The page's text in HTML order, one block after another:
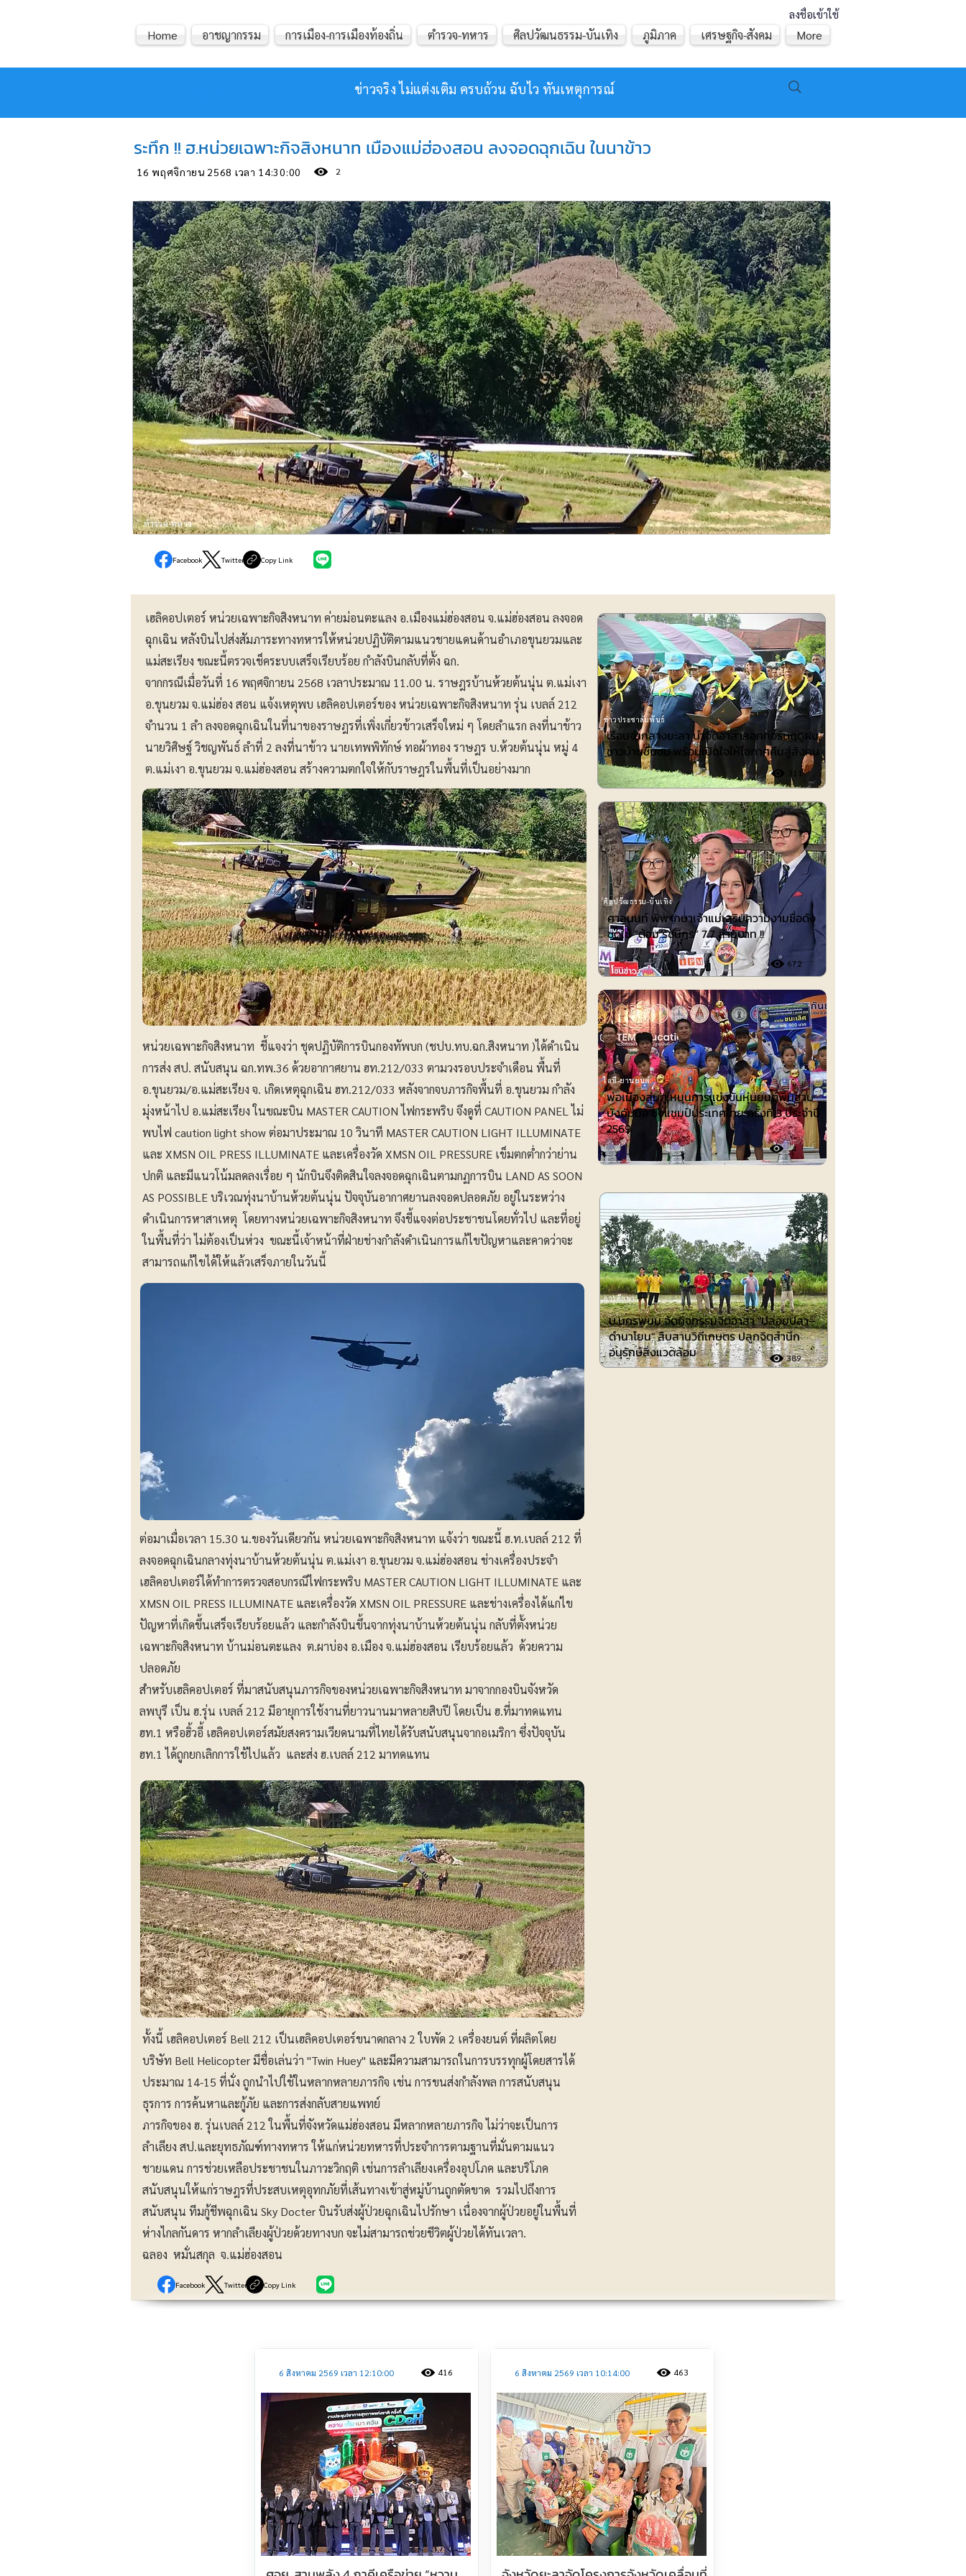
ลงชื่อเข้าใช้
ข่าวจริง ไม่แต่งเติม ครบถ้วน ฉับไว ทันเหตุการณ์
Home อาชญากรรม การเมือง-การเมืองท้องถิ่น ตำรวจ-ทหาร ศิลปวัฒนธรรม-บันเทิง ภูมิภาค เศรษฐกิจ-สังคม More
ระทึก !! ฮ.หน่วยเฉพาะกิจสิงหนาท เมืองแม่ฮ่องสอน ลงจอดฉุกเฉิน ในนาข้าว
16 พฤศจิกายน 2568 เวลา 14:30:00 2
ตำรวจ-ทหาร
Facebook Twitter Copy Link
เฮลิคอปเตอร์ หน่วยเฉพาะกิจสิงหนาท ค่ายม่อนตะแลง อ.เมืองแม่ฮ่องสอน จ.แม่ฮ่องสอน ลงจอด
ฉุกเฉิน หลังบินไปส่งสัมภาระทางทหารให้หน่วยปฏิบัติตามแนวชายแดนด้านอำเภอขุนยวมและ
แม่สะเรียง ขณะนี้ตรวจเช็คระบบเสร็จเรียบร้อย กำลังบินกลับที่ตั้ง ฉก.
จากกรณีเมื่อวันที่ 16 พฤศจิกายน 2568 เวลาประมาณ 11.00 น. ราษฎรบ้านห้วยต้นนุ่น ต.แม่เงา
อ.ขุนยวม จ.แม่ฮ่อง สอน แจ้งเหตุพบ เฮลิคอปเตอร์ของ หน่วยเฉพาะกิจสิงหนาท รุ่น เบลล์ 212
จำนวน 1 ลำ ลงจอดฉุกเฉินในที่นาของราษฎรที่เพิ่งเกี่ยวข้าวเสร็จใหม่ ๆ โดยลำแรก ลงที่นาข้าว
นายวิศิษฐ์ วิชญพันธ์ ลำที่ 2 ลงที่นาข้าว นายเทพพิทักษ์ ทอผ้าทอง ราษฎร บ.ห้วยต้นนุ่น หมู่ 4
ต.แม่เงา อ.ขุนยวม จ.แม่ฮ่องสอน สร้างความตกใจให้กับราษฎรในพื้นที่เป็นอย่างมาก
หน่วยเฉพาะกิจสิงหนาท ชี้แจงว่า ชุดปฏิบัติการบินกองทัพบก (ชปบ.ทบ.ฉก.สิงหนาท )ได้ดำเนิน
การส่ง สป. สนับสนุน ฉก.ทพ.36 ด้วยอากาศยาน ฮท.212/033 ตามวงรอบประจำเดือน พื้นที่
อ.ขุนยวม/อ.แม่สะเรียง จ. เกิดเหตุฉุกเฉิน ฮท.212/033 หลังจากจบภารกิจพื้นที่ อ.ขุนยวม กำลัง
มุ่งหน้าไป อ.แม่สะเรียง ในขณะบิน MASTER CAUTION ไฟกระพริบ จึงดูที่ CAUTION PANEL ไม่
พบไฟ caution light show ต่อมาประมาณ 10 วินาที MASTER CAUTION LIGHT ILLUMINATE
และ XMSN OIL PRESS ILLUMINATE และเครื่องวัด XMSN OIL PRESSURE เข็มตกต่ำกว่าย่าน
ปกติ และมีแนวโน้มลดลงเรื่อย ๆ นักบินจึงติดสินใจลงจอดฉุกเฉินตามกฏการบิน LAND AS SOON
AS POSSIBLE บริเวณทุ่งนาบ้านห้วยต้นนุ่น ปัจจุบันอากาศยานลงจอดปลอดภัย อยู่ในระหว่าง
ดำเนินการหาสาเหตุ โดยทางหน่วยเฉพาะกิจสิงหนาท จึงชี้แจงต่อประชาชนโดยทั่วไป และที่อยู่
ในพื้นที่ว่า ไม่ต้องเป็นห่วง ขณะนี้เจ้าหน้าที่ฝ่ายช่างกำลังดำเนินการแก้ไขปัญหาและคาดว่าจะ
สามารถแก้ไขได้ให้แล้วเสร็จภายในวันนี้
ต่อมาเมื่อเวลา 15.30 น.ของวันเดียวกัน หน่วยเฉพาะกิจสิงหนาท แจ้งว่า ขณะนี้ ฮ.ท.เบลล์ 212 ที่
ลงจอดฉุกเฉินกลางทุ่งนาบ้านห้วยต้นนุ่น ต.แม่เงา อ.ขุนยวม จ.แม่ฮ่องสอน ช่างเครื่องประจำ
เฮลิคอปเตอร์ได้ทำการตรวจสอบกรณีไฟกระพริบ MASTER CAUTION LIGHT ILLUMINATE และ
XMSN OIL PRESS ILLUMINATE และเครื่องวัด XMSN OIL PRESSURE และช่างเครื่องได้แก่ไข
ปัญหาที่เกิดขึ้นเสร็จเรียบร้อยแล้ว และกำลังบินขึ้นจากทุ่งนาบ้านห้วยต้นนุ่น กลับที่ตั้งหน่วย
เฉพาะกิจสิงหนาท บ้านม่อนตะแลง ต.ผาบ่อง อ.เมือง จ.แม่ฮ่องสอน เรียบร้อยแล้ว ด้วยความ
ปลอดภัย
สำหรับเฮลิคอปเตอร์ ที่มาสนับสนุนภารกิจของหน่วยเฉพาะกิจสิงหนาท มาจากกองบินจังหวัด
ลพบุรี เป็น ฮ.รุ่น เบลล์ 212 มีอายุการใช้งานที่ยาวนานมาหลายสิบปี โดยเป็น ฮ.ที่มาทดแทน
ฮท.1 หรือฮิ้วอี้ เฮลิคอปเตอร์สมัยสงครามเวียดนามที่ไทยได้รับสนับสนุนจากอเมริกา ซึ่งปัจจุบัน
ฮท.1 ได้ถูกยกเลิกการใช้ไปแล้ว และส่ง ฮ.เบลล์ 212 มาทดแทน
ทั้งนี้ เฮลิคอปเตอร์ Bell 212 เป็นเฮลิคอปเตอร์ขนาดกลาง 2 ใบพัด 2 เครื่องยนต์ ที่ผลิตโดย
บริษัท Bell Helicopter มีชื่อเล่นว่า "Twin Huey" และมีความสามารถในการบรรทุกผู้โดยสารได้
ประมาณ 14-15 ที่นั่ง ถูกนำไปใช้ในหลากหลายภารกิจ เช่น การขนส่งกำลังพล การสนับสนุน
ธุรการ การค้นหาและกู้ภัย และการส่งกลับสายแพทย์
ภารกิจของ ฮ. รุ่นเบลล์ 212 ในพื้นที่จังหวัดแม่ฮ่องสอน มีหลากหลายภารกิจ ไม่ว่าจะเป็นการ
ลำเลียง สป.และยุทธภัณฑ์ทางทหาร ให้แก่หน่วยทหารที่ประจำการตามฐานที่มั่นตามแนว
ชายแดน การช่วยเหลือประชาชนในภาวะวิกฤติ เช่นการลำเลียงเครื่องอุปโภค และบริโภค
สนับสนุนให้แก่ราษฎรที่ประสบเหตุอุทกภัยที่เส้นทางเข้าสู่หมู่บ้านถูกตัดขาด รวมไปถึงการ
สนับสนุน ทีมกู้ชีพฉุกเฉิน Sky Docter บินรับส่งผู้ป่วยฉุกเฉินไปรักษา เนื่องจากผู้ป่วยอยู่ในพื้นที่
ห่างไกลกันดาร หากลำเลียงผู้ป่วยด้วยทางบก จะไม่สามารถช่วยชีวิตผู้ป่วยได้ทันเวลา.
ฉลอง หมั่นสกุล จ.แม่ฮ่องสอน
Facebook Twitter Copy Link
เรือนจำกลางยะลา นำจิตอาสาลอกท่อรับฤดูฝน
ชาวบ้านชื่นชม พร้อมเปิดใจให้โอกาศคืนสู่สังคม
311
ข่าวประชาสัมพันธ์
ศาลนนท์ พิพากษาเจ้าแม่เสริมความงามชื่อดัง
ชดใช้ ”ต้อม รัชนีกร“ 7.7 ล้านบาท !!
672
ศิลปวัฒธรรม-บันเทิง
ไอที-ยานยนต์
พ่อเมืองลุ่มภู หนุนการแข่งขันหุ่นยนต์พื้นฐาน
บังคับมือ ชิงแชมป์ประเทศไทย ครั้งที่ 3 ประจำปี
2569
4
การศึกษา
ม.นครพนม จัดกิจกรรมจิตอาสา "ปล่อยปลา–
ดำนาโยน" สืบสานวิถีเกษตร ปลูกจิตสำนึก
อนุรักษ์สิ่งแวดล้อม
389
ประชาสัมพันธ์
6 สิงหาคม 2569 เวลา 12:10:00 416 6 สิงหาคม 2569 เวลา 10:14:00 463